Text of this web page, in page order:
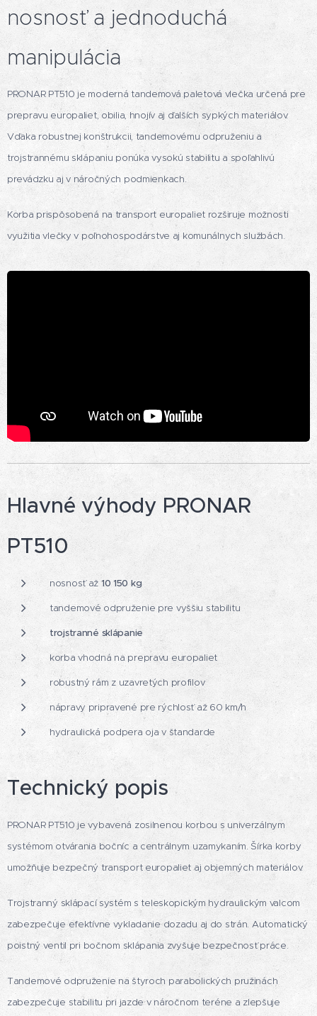
nosnosť a jednoduchá
manipulácia
PRONAR PT510 je moderná tandemová paletová vlečka určená pre
prepravu europaliet, obilia, hnojív aj ďalších sypkých materiálov.
Vďaka robustnej konštrukcii, tandemovému odpruženiu a
trojstrannému sklápaniu ponúka vysokú stabilitu a spoľahlivú
prevádzku aj v náročných podmienkach.
Korba prispôsobená na transport europaliet rozširuje možnosti
využitia vlečky v poľnohospodárstve aj komunálnych službách.
Hlavné výhody PRONAR
PT510
nosnosť až 10 150 kg
tandemové odpruženie pre vyššiu stabilitu
trojstranné sklápanie
korba vhodná na prepravu europaliet
robustný rám z uzavretých profilov
nápravy pripravené pre rýchlosť až 60 km/h
hydraulická podpera oja v štandarde
Technický popis
PRONAR PT510 je vybavená zosilnenou korbou s univerzálnym
systémom otvárania bočníc a centrálnym uzamykaním. Šírka korby
umožňuje bezpečný transport europaliet aj objemných materiálov.
Trojstranný sklápací systém s teleskopickým hydraulickým valcom
zabezpečuje efektívne vykladanie dozadu aj do strán. Automatický
poistný ventil pri bočnom sklápania zvyšuje bezpečnosť práce.
Tandemové odpruženie na štyroch parabolických pružinách
zabezpečuje stabilitu pri jazde v náročnom teréne a zlepšuje